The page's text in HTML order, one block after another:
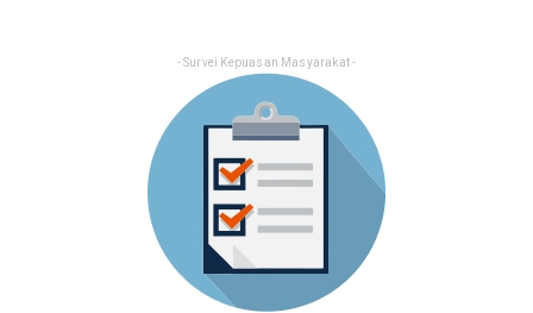
- Survei Kepuasan Masyarakat -